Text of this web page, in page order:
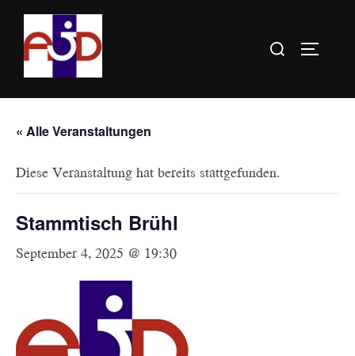
Zum
Inhalt
springen
Suchen
nach:
« Alle Veranstaltungen
Diese Veranstaltung hat bereits stattgefunden.
Stammtisch Brühl
September 4, 2025 @ 19:30